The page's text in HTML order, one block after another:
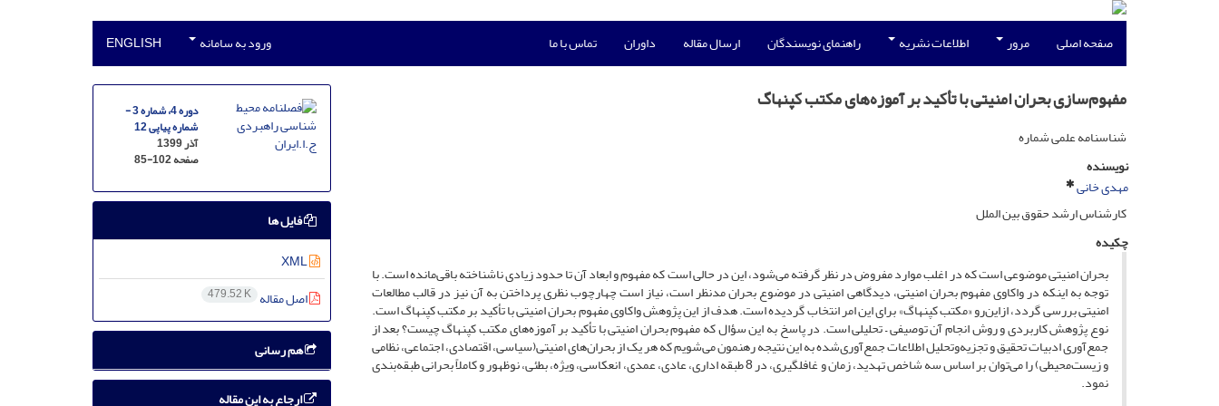
صفحه اصلی مرور اطلاعات نشریه راهنمای نویسندگان ارسال مقاله داوران تماس با ما ورود به سامانه ENGLISH
مفهوم‌سازی بحران امنیتی با تأکید بر آموزه‌های مکتب کپنهاگ
شناسنامه علمی شماره
نویسنده
مهدی خانی
کارشناس ارشد حقوق بین الملل
چکیده
بحران امنیتی موضوعی است که در اغلب موارد مفروض در نظر گرفته می‌شود، این در حالی است که مفهوم و ابعاد آن تا حدود زیادی ناشناخته باقی‌مانده است. با
توجه به اینکه در واکاوی مفهوم بحران امنیتی، دیدگاهی امنیتی در موضوع بحران مدنظر است، نیاز است چهارچوب نظری پرداختن به آن نیز در قالب مطالعات
امنیتی بررسی گردد، ازاین‌رو «مکتب کپنهاگ» برای این امر انتخاب گردیده است. هدف از این پژوهش واکاوی مفهوم بحران امنیتی با تأکید بر مکتب کپنهاگ است.
نوع پژوهش کاربردی و روش انجام آن توصیفی – تحلیلی است. در پاسخ به این سؤال که مفهوم بحران امنیتی با تأکید بر آموزه‌های مکتب کپنهاگ چیست؟ بعد از
جمع‌آوری ادبیات تحقیق و تجزیه‌وتحلیل اطلاعات جمع‌آوری‌شده به این نتیجه رهنمون می‌شویم که هر یک از بحران‌های امنیتی(سیاسی، اقتصادی، اجتماعی، نظامی
و زیست‌محیطی) را می‌توان بر اساس سه شاخص تهدید، زمان و غافلگیری، در 8 طبقه اداری، عادی، عمدی، انعکاسی، ویژه، بطئی، نوظهور و کاملاً بحرانی طبقه‌بندی
نمود.
دوره 4، شماره 3 -
شماره پیاپی 12
آذر 1399
صفحه85-102
فایل ها
XML
اصل مقاله 479.52 K
هم رسانی
ارجاع به این مقاله